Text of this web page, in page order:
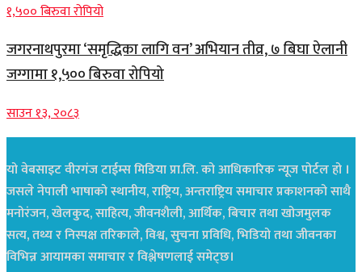
जगरनाथपुरमा ‘समृद्धिका लागि वन’ अभियान तीव्र, ७ बिघा ऐलानी
जग्गामा १,५०० बिरुवा रोपियो
साउन १३, २०८३
यो वेबसाइट वीरगंज टाईम्स मिडिया प्रा.लि. को आधिकारिक न्यूज पोर्टल हो ।
जसले नेपाली भाषाको स्थानीय, राष्ट्रिय, अन्तराष्ट्रिय समाचार प्रकाशनको साथै
मनोरंजन, खेलकुद, साहित्य, जीवनशैली, आर्थिक, बिचार तथा खोजमुलक
सत्य, तथ्य र निस्पक्ष तरिकाले, विश्व, सुचना प्रविधि, भिडियो तथा जीवनका
विभिन्न आयामका समाचार र विश्लेषणलाई समेट्छ।